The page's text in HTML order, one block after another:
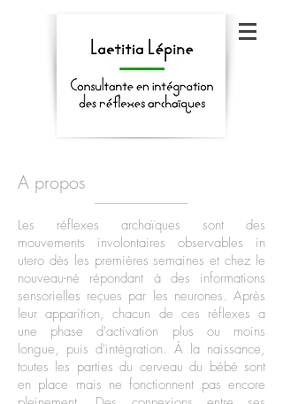
A propos
Les réflexes archaïques sont des
mouvements involontaires observables in
utero dès les premières semaines et chez le
nouveau-né répondant à des informations
sensorielles reçues par les neurones. Après
leur apparition, chacun de ces réflexes a
une phase d'activation plus ou moins
longue, puis d'intégration. À la naissance,
toutes les parties du cerveau du bébé sont
en place mais ne fonctionnent pas encore